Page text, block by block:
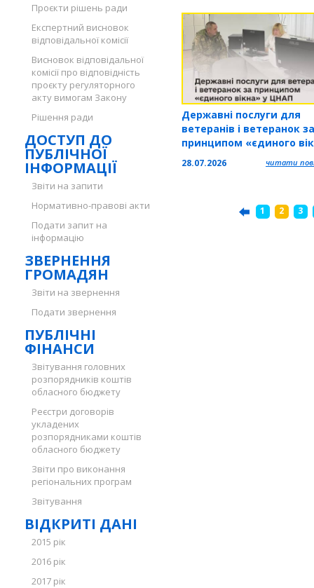
Проєкти рішень ради
Експертний висновок
відповідальної комісії
Висновок відповідальної
комісії про відповідність
проєкту регуляторного
акту вимогам Закону
Рішення ради
ДОСТУП ДО
ПУБЛІЧНОЇ
ІНФОРМАЦІЇ
Звіти на запити
Нормативно-правові акти
Подати запит на
інформацію
ЗВЕРНЕННЯ
ГРОМАДЯН
Звіти на звернення
Подати звернення
ПУБЛІЧНІ
ФІНАНСИ
Звітування головних
розпорядників коштів
обласного бюджету
Реєстри договорів
укладених
розпорядниками коштів
обласного бюджету
Звіти про виконання
регіональних програм
Звітування
ВІДКРИТІ ДАНІ
2015 рік
2016 рік
2017 рік
Державні послуги для
ветеранів і ветеранок за
принципом «єдиного
ЦНАП
28.07.2026 читати
1 2 3